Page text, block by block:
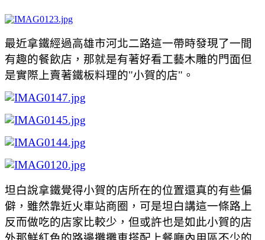
最近拿鐵經過高雄市河北二路這一帶時發現了一間
有趣的餐飲店，那就是有著好看工藝木雕的門面但
是實際上賣著鐵板料理的"小賀的店"。
坦白說拿鐵覺得小賀的店所在的位置還真的有些偏
僻，雖然靠近火車站商圈，可是坦白講這一條路上
反而做吃的店家比較少，但或許也是如此小賀的店